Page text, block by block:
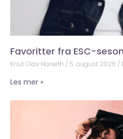
Favoritter fra ESC-
Knut Olav Halseth 5. august 2026
Les mer »